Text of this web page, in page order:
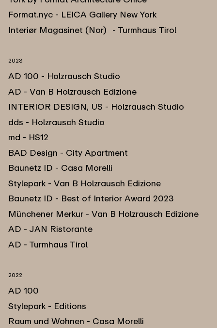
Format.nyc - LEICA Gallery New York
Interiør Magasinet (Nor) - Turmhaus Tirol
2023
AD 100 - Holzrausch Studio
AD - Van B Holzrausch Edizione
INTERIOR DESIGN, US - Holzrausch Studio
dds - Holzrausch Studio
md - HS12
BAD Design - City Apartment
Baunetz ID - Casa Morelli
Stylepark - Van B Holzrausch Edizione
Baunetz ID - Best of Interior Award 2023
Münchener Merkur - Van B Holzrausch Edizione
AD - JAN Ristorante
AD - Turmhaus Tirol
2022
AD 100
Stylepark - Editions
Raum und Wohnen - Casa Morelli